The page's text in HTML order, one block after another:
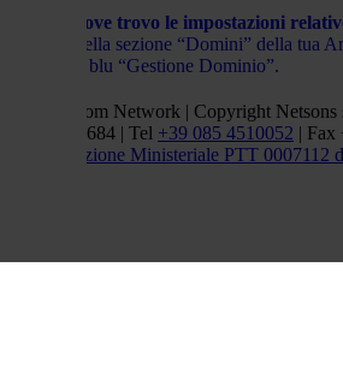
Dove trovo le impostazioni
Nella sezione “Domini” della tua
in blu “Gestione Dominio”.
Netsons.com Network | Copyright
01838660684 | Tel +39 085 4510052 | Fax
Autorizzazione Ministeriale PTT 0007112